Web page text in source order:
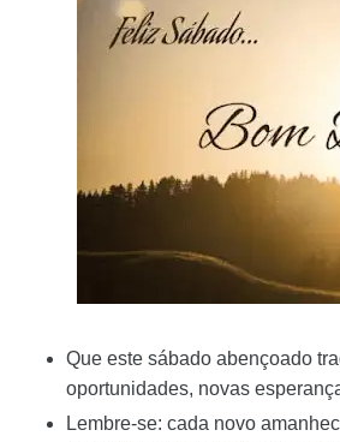
Que este sábado abençoado
oportunidades, novas
Lembre-se: cada novo